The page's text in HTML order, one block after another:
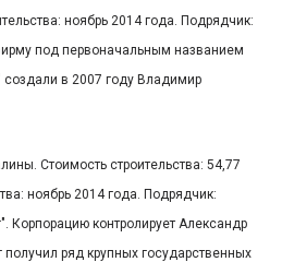
ноябрь 2014 года. Подрядчик:
под первоначальным названием
в 2007 году Владимир
Стоимость строительства: 54,77
ноябрь 2014 года. Подрядчик:
Корпорацию контролирует Александр
ряд крупных государственных